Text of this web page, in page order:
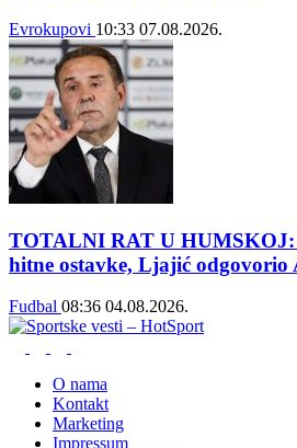
Evrokupovi 10:33 07.08.2026.
TOTALNI RAT U HUMSKOJ:
hitne ostavke, Ljajić odgovorio
Fudbal 08:36 04.08.2026.
O nama
Kontakt
Marketing
Impressum